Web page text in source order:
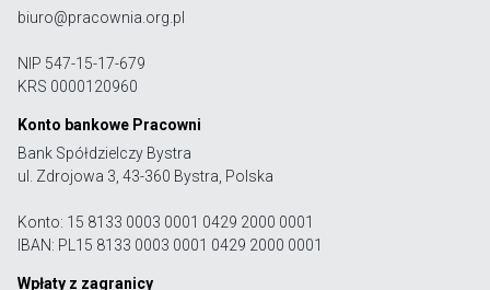
biuro@pracownia.org.pl
NIP 547-15-17-679
KRS 0000120960
Konto bankowe Pracowni
Bank Spółdzielczy Bystra
ul. Zdrojowa 3, 43-360 Bystra, Polska
Konto: 15 8133 0003 0001 0429 2000 0001
IBAN: PL15 8133 0003 0001 0429 2000 0001
Wpłaty z zagranicy